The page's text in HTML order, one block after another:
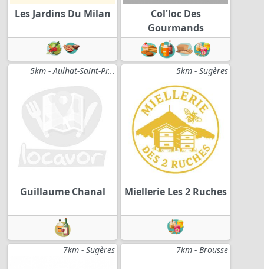
Les Jardins Du Milan
Col'loc Des
Gourmands
5km - Aulhat-Saint-Pr...
Guillaume Chanal
5km - Sugères
Miellerie Les 2 Ruches
7km - Sugères 7km - Brousse